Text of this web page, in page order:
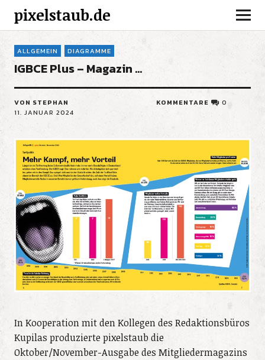
pixelstaub.de
ALLGEMEIN DIAGRAMME
IGBCE Plus – Magazin …
VON STEPHAN
11. JANUAR 2024
KOMMENTARE 0
In Kooperation mit den Kollegen des Redaktionsbüros
Kupilas produzierte pixelstaub die
Oktober/November-Ausgabe des Mitgliedermagazins